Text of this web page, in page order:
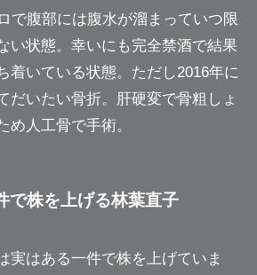
で腹部には腹水が溜まっていつ限
い状態。幸いにも完全禁酒で結果
着いている状態。ただし2016年に
だいたい骨折。肝硬変で骨粗しょ
め人工骨で手術。
で株を上げる林葉直子
実はある一件で株を上げていま